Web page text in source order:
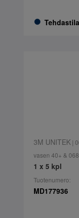
3M UNITEK|
vasen 40+ &
1 x 5 kpl
Tuotenumero:
MD177936